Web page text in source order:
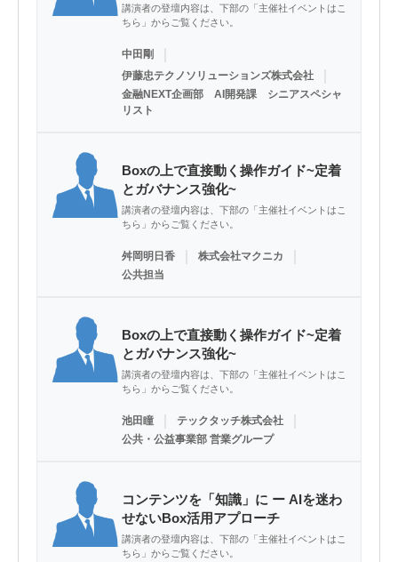
講演者の登壇内容は、下部の「主催社イベントはこ
ちら」からご覧ください。
中田剛
伊藤忠テクノソリューションズ株式会社
金融NEXT企画部 AI開発課 シニアスペシャ
リスト
Boxの上で直接動く操作ガイド~定着
とガバナンス強化~
講演者の登壇内容は、下部の「主催社イベントはこ
ちら」からご覧ください。
舛岡明日香 株式会社マクニカ
公共担当
Boxの上で直接動く操作ガイド~定着
とガバナンス強化~
講演者の登壇内容は、下部の「主催社イベントはこ
ちら」からご覧ください。
池田瞳 テックタッチ株式会社
公共・公益事業部 営業グループ
コンテンツを「知識」に ー AIを迷わ
せないBox活用アプローチ
講演者の登壇内容は、下部の「主催社イベントはこ
ちら」からご覧ください。